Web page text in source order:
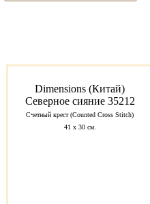
Dimensions (Китай)
Северное сияние 35212
Счетный крест (Counted Cross Stitch)
41 х 30 см.